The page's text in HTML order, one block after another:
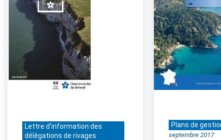
Lettre d'information des
délégations de rivages
Plans de
septembre 2017